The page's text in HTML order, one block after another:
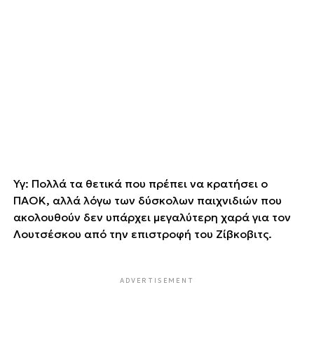
Υγ: Πολλά τα θετικά που πρέπει να κρατήσει ο
ΠΑΟΚ, αλλά λόγω των δύσκολων παιχνιδιών που
ακολουθούν δεν υπάρχει μεγαλύτερη χαρά για τον
Λουτσέσκου από την επιστροφή του Ζίβκοβιτς.
ADVERTISEMENT